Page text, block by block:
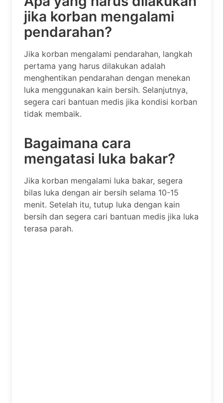
jika korban mengalami
pendarahan?
Jika korban mengalami pendarahan, langkah
pertama yang harus dilakukan adalah
menghentikan pendarahan dengan menekan
luka menggunakan kain bersih. Selanjutnya,
segera cari bantuan medis jika kondisi korban
tidak membaik.
Bagaimana cara
mengatasi luka bakar?
Jika korban mengalami luka bakar, segera
bilas luka dengan air bersih selama 10-15
menit. Setelah itu, tutup luka dengan kain
bersih dan segera cari bantuan medis jika luka
terasa parah.